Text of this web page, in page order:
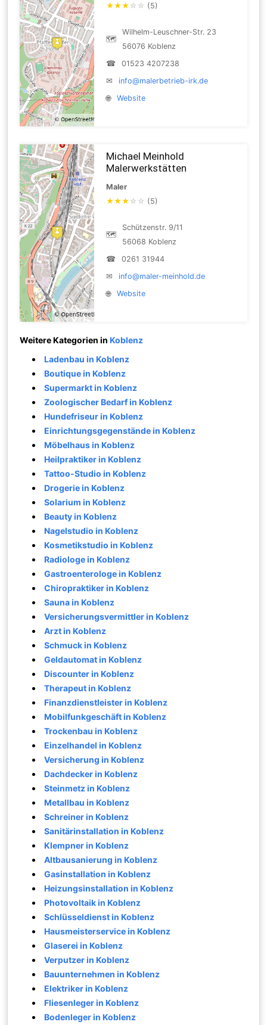
★★★ ☆ ☆ (5)
🗺
Wilhelm-Leuschner-Str. 23
56076 Koblenz
☎
01523 4207238
✉
info@malerbetrieb-irk.de
🌐
Website
Michael Meinhold
Malerwerkstätten
Maler
★★★ ☆ ☆ (5)
🗺
Schützenstr. 9/11
56068 Koblenz
☎
0261 31944
✉
info@maler-meinhold.de
🌐
Website
Weitere Kategorien inKoblenz
Ladenbau in Koblenz
Boutique in Koblenz
Supermarkt in Koblenz
Zoologischer Bedarf in Koblenz
Hundefriseur in Koblenz
Einrichtungsgegenstände in Koblenz
Möbelhaus in Koblenz
Heilpraktiker in Koblenz
Tattoo-Studio in Koblenz
Drogerie in Koblenz
Solarium in Koblenz
Beauty in Koblenz
Nagelstudio in Koblenz
Kosmetikstudio in Koblenz
Radiologe in Koblenz
Gastroenterologe in Koblenz
Chiropraktiker in Koblenz
Sauna in Koblenz
Versicherungsvermittler in Koblenz
Arzt in Koblenz
Schmuck in Koblenz
Geldautomat in Koblenz
Discounter in Koblenz
Therapeut in Koblenz
Finanzdienstleister in Koblenz
Mobilfunkgeschäft in Koblenz
Trockenbau in Koblenz
Einzelhandel in Koblenz
Versicherung in Koblenz
Dachdecker in Koblenz
Steinmetz in Koblenz
Metallbau in Koblenz
Schreiner in Koblenz
Sanitärinstallation in Koblenz
Klempner in Koblenz
Altbausanierung in Koblenz
Gasinstallation in Koblenz
Heizungsinstallation in Koblenz
Photovoltaik in Koblenz
Schlüsseldienst in Koblenz
Hausmeisterservice in Koblenz
Glaserei in Koblenz
Verputzer in Koblenz
Bauunternehmen in Koblenz
Elektriker in Koblenz
Fliesenleger in Koblenz
Bodenleger in Koblenz